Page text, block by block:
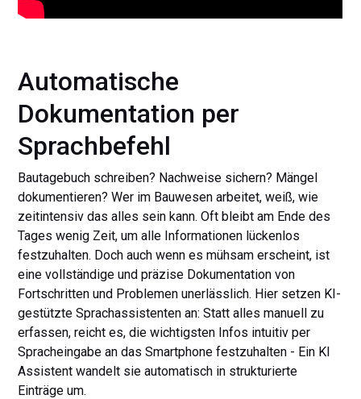
Automatische
Dokumentation per
Sprachbefehl
Bautagebuch schreiben? Nachweise sichern? Mängel
dokumentieren? Wer im Bauwesen arbeitet, weiß, wie
zeitintensiv das alles sein kann. Oft bleibt am Ende des
Tages wenig Zeit, um alle Informationen lückenlos
festzuhalten. Doch auch wenn es mühsam erscheint, ist
eine vollständige und präzise Dokumentation von
Fortschritten und Problemen unerlässlich. Hier setzen KI-
gestützte Sprachassistenten an: Statt alles manuell zu
erfassen, reicht es, die wichtigsten Infos intuitiv per
Spracheingabe an das Smartphone festzuhalten - Ein KI
Assistent wandelt sie automatisch in strukturierte
Einträge um.